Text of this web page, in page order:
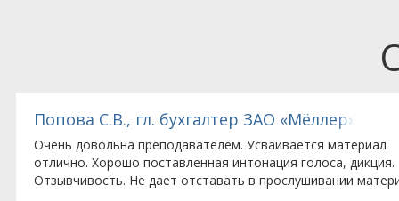
(Великобритания), представительство
Попова С.В., гл. бухгалтер ЗАО «Мёллер»
Очень довольна преподавателем. Усваивается материал
отлично. Хорошо поставленная интонация голоса, дикция.
Отзывчивость. Не дает отставать в прослушивании